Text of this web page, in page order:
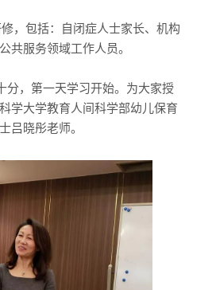
，包括：自闭症人士家长、机构
共服务领域工作人员。
分，第一天学习开始。为大家授
学大学教育人间科学部幼儿保育
吕晓彤老师。